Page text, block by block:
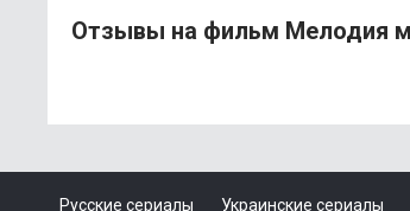
Отзывы на фильм Мелодия
Русские сериалы Украинские сериалы